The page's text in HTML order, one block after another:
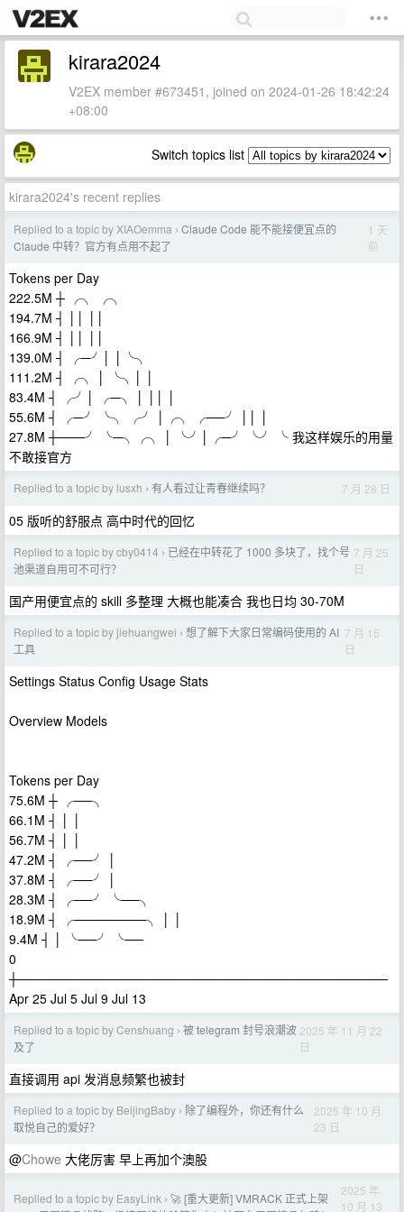
kirara2024
V2EX member #673451, joined on 2024-01-26 18:42:24
+08:00
Switch topics list
kirara2024's recent replies
Replied to a topic by XIAOemma › Claude Code 能不能接便宜点的
Claude 中转？官方有点用不起了
1 天
前
Tokens per Day
222.5M ┼ ╭╮ ╭╮
194.7M ┤ ││ ││
166.9M ┤ ││ ││
139.0M ┤ ╭─╯│ │╰╮
111.2M ┤ ╭╮ │ ╰╮│ │
83.4M ┤ ╭╯│ ╭─╮ │ ││ │
55.6M ┤ ╭─╯ ╰╮ ╭╯ │╭╮ ╭──╯ ││ │
27.8M ┼───╯ ╰─╮╭╮ │ ╰╯│╭─╯ ╰╯ ╰ 我这样娱乐的用量
不敢接官方
Replied to a topic by lusxh › 有人看过让青春继续吗？ 7 月 28 日
05 版听的舒服点 高中时代的回忆
Replied to a topic by cby0414 › 已经在中转花了 1000 多块了，找个号
池渠道自用可不可行？
7 月 25
日
国产用便宜点的 skill 多整理 大概也能凑合 我也日均 30-70M
Replied to a topic by jiehuangwei › 想了解下大家日常编码使用的 AI
工具
7 月 15
日
Settings Status Config Usage Stats
Overview Models
Tokens per Day
75.6M ┼ ╭──╮
66.1M ┤ │ │
56.7M ┤ │ │
47.2M ┤ ╭──╯ │
37.8M ┤ ╭──╯ │
28.3M ┤ ╭──╯ ╰──╮
18.9M ┤ ╭────────╮ │ │
9.4M ┤ │ ╰──╯ ╰──
0
┼─────────────────────────────────────────
Apr 25 Jul 5 Jul 9 Jul 13
Replied to a topic by Censhuang › 被 telegram 封号浪潮波
及了
2025 年 11 月 22
日
直接调用 api 发消息频繁也被封
Replied to a topic by BeijingBaby › 除了编程外，你还有什么
取悦自己的爱好？
2025 年 10 月
23 日
@Chowe 大佬厉害 早上再加个澳股
Replied to a topic by EasyLink › 🚀 [重大更新] VMRACK 正式上架
2025 年
10 月 13